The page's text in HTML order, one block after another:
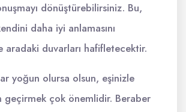
dönüştürebilirsiniz. Bu,
daha iyi anlamasını
aradaki duvarları hafifletecektir.
yoğun olursa olsun, eşinizle
geçirmek çok önemlidir. Beraber